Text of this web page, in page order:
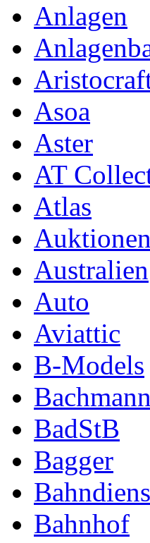
Anlagen
Asoa
Aster
AT
Atlas
Auktionen
Australien
Auto
Aviattic
B-Models
Bachmann
BadStB
Bagger
Bahnhof